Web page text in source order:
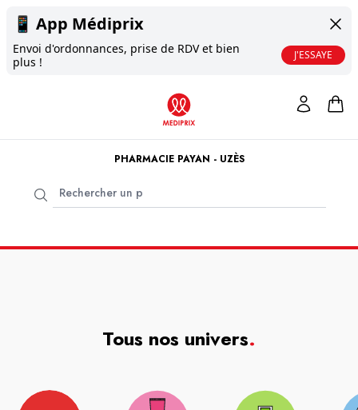
📱 App Médiprix
Envoi d'ordonnances, prise de RDV et bien
plus !
J'ESSAYE
PHARMACIE PAYAN - UZÈS
Tous nos univers.